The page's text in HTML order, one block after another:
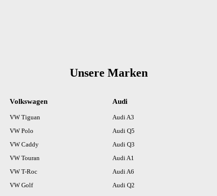
Unsere Marken
Volkswagen
VW Tiguan
VW Polo
VW Caddy
VW Touran
VW T-Roc
VW Golf
Audi
Audi A3
Audi Q5
Audi Q3
Audi A1
Audi A6
Audi Q2